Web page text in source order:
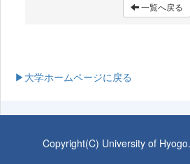
一覧へ戻る
▶大学ホームページに戻る
Copyright(C) University of